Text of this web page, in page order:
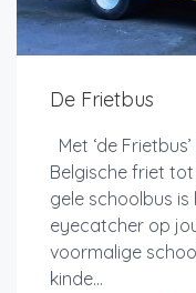
De Frietbus
Met ‘de
Belgische friet
gele schoolbus
eyecatcher op
voormalige
kinde...